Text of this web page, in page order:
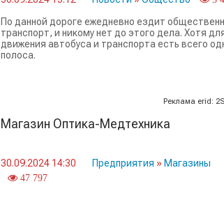
По данной дороге ежедневно ездит
транспорт, и никому нет до этого дела. Хотя
движения автобуса и транспорта есть всего
полоса.
Реклама erid:
Магазин Оптика-Медтехника
30.09.2024 14:30 Предприятия » Магазины
47 797